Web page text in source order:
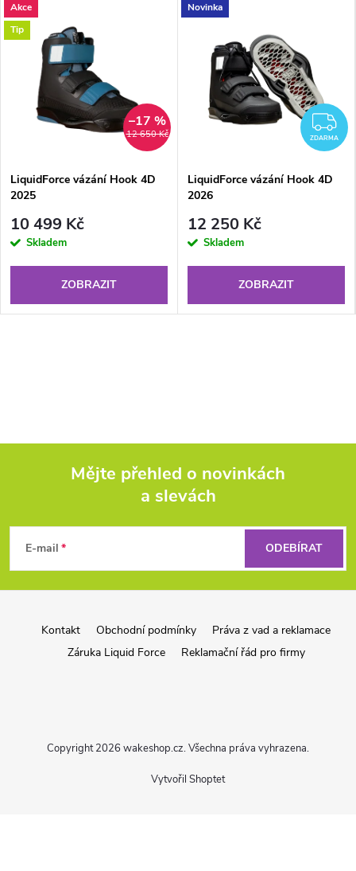
Akce
Tip
12 650 Kč
–17 %
LiquidForce vázání Hook 4D
2025
10 499 Kč
Skladem
ZOBRAZIT
Novinka
ZDARMA
LiquidForce vázání Hook 4D
2026
12 250 Kč
Skladem
ZOBRAZIT
p
Mějte přehled o novinkách
a slevách
E-mail ODEBÍRAT
Kontakt Obchodní podmínky
Práva z vad a reklamace
Záruka Liquid Force
Reklamační řád pro firmy
Vytvořil Shoptet
Copyright 2026 wakeshop.cz. Všechna práva vyhrazena.